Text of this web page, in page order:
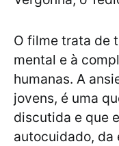
O filme trata de
mental e à
humanas. A
jovens, é uma
discutida e que
autocuidado, da